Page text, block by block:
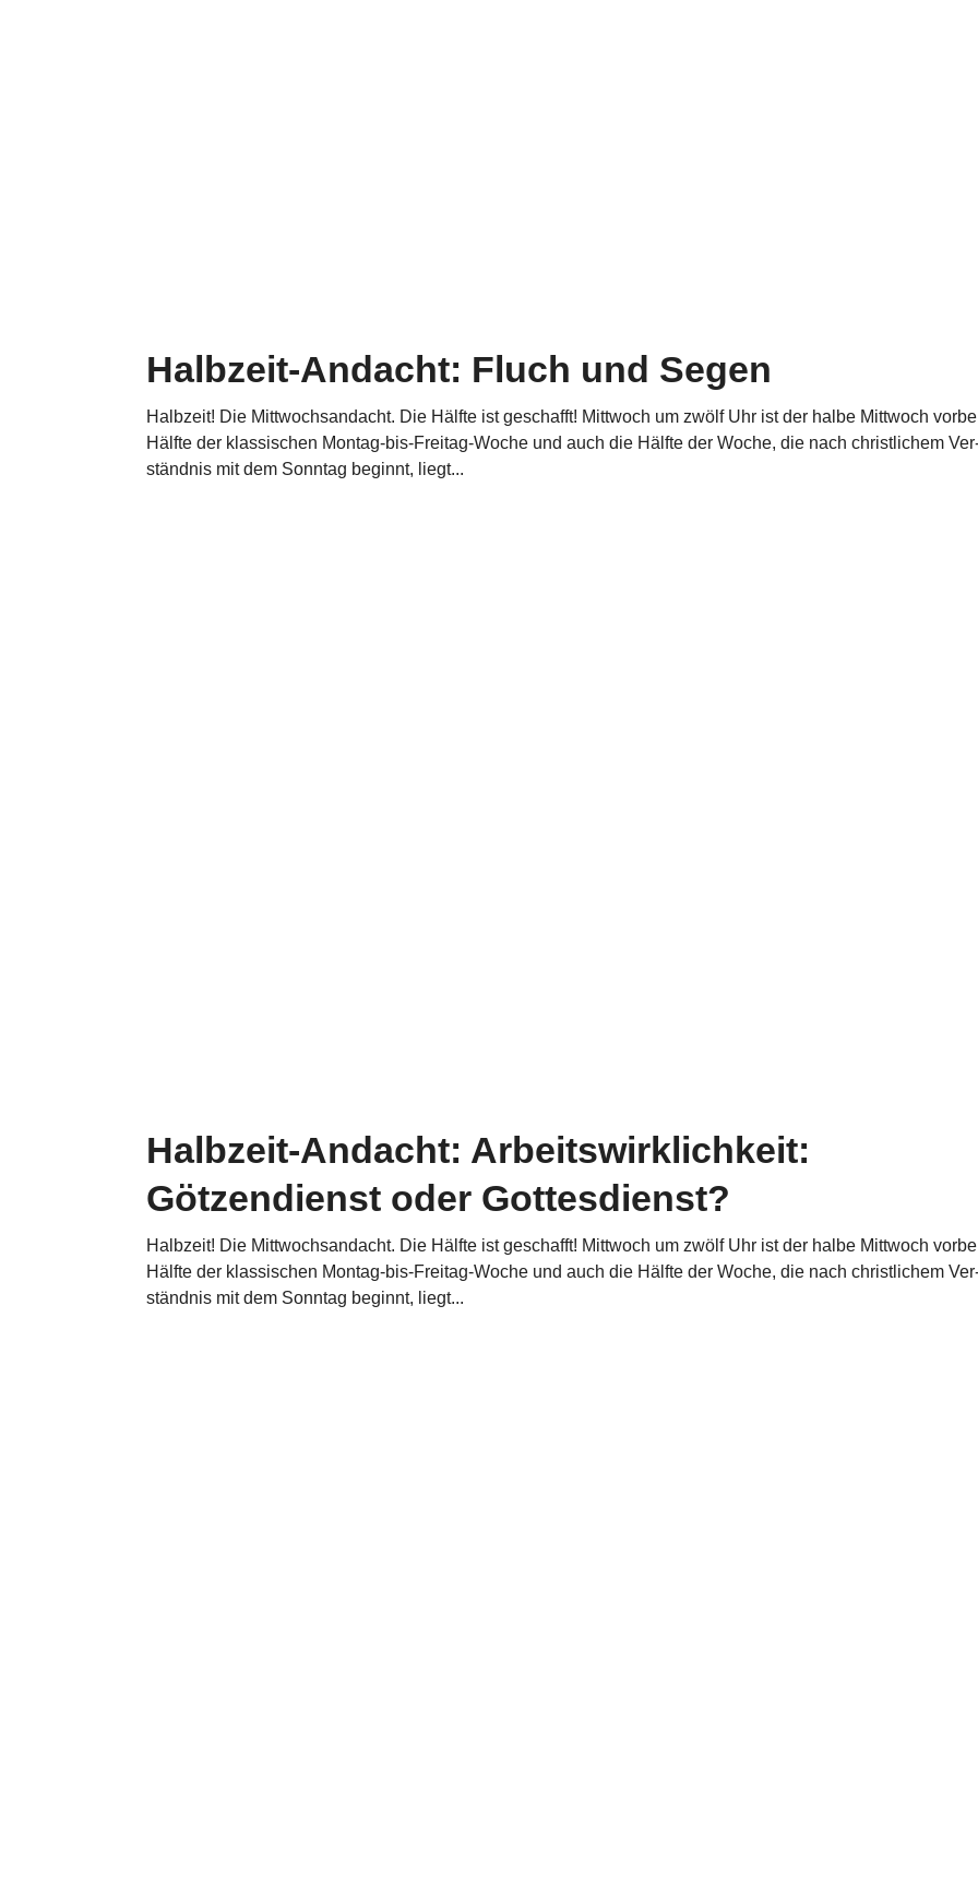
Halbzeit-Andacht: Fluch und Segen
Halbzeit! Die Mitt­woch­s­an­dacht. Die Hälfte ist geschafft! Mittwoch um zwölf Uhr ist der halbe Mittwoch
Hälfte der klas­si­schen Montag-bis-Freitag-Woche und auch die Hälfte der Woche, die nach christ­li­chem
ständ­nis mit dem Sonntag beginnt, liegt...
Halbzeit-Andacht: Arbeitswirklichkeit:
Götzendienst oder Gottesdienst?
Halbzeit! Die Mitt­woch­s­an­dacht. Die Hälfte ist geschafft! Mittwoch um zwölf Uhr ist der halbe Mittwoch
Hälfte der klas­si­schen Montag-bis-Freitag-Woche und auch die Hälfte der Woche, die nach christ­li­chem
ständ­nis mit dem Sonntag beginnt, liegt...